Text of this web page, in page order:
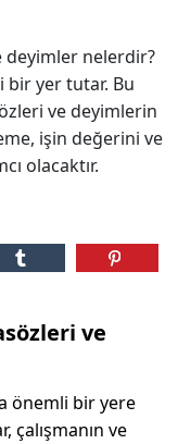
deyimler nelerdir?
bir yer tutar. Bu
ve deyimlerin
işin değerini ve
olacaktır.
ve
önemli bir yere
çalışmanın ve